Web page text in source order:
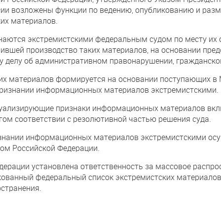
возложены функции по ведению, опубликованию и
материалов.
экстремистскими федеральным судом по месту их
производство таких материалов, на основании
делу об административном правонарушении,
материалов формируется на основании поступающих
информационных материалов экстремистскими.
признаки информационных материалов
соответствии с резолютивной частью решения суда.
информационных материалов экстремистскими
Российской Федерации.
установлена ответственность за массовое
федеральный список экстремистских